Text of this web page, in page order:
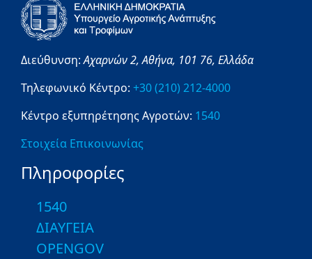
Διεύθυνση:Αχαρνών 2,Αθήνα, 101 76, Ελλάδα
Τηλεφωνικό Κέντρο: +30 (210) 212-4000
Κέντρο εξυπηρέτησης Αγροτών: 1540
Στοιχεία Επικοινωνίας
Πληροφορίες
1540
ΔΙΑΥΓΕΙΑ
OPENGOV